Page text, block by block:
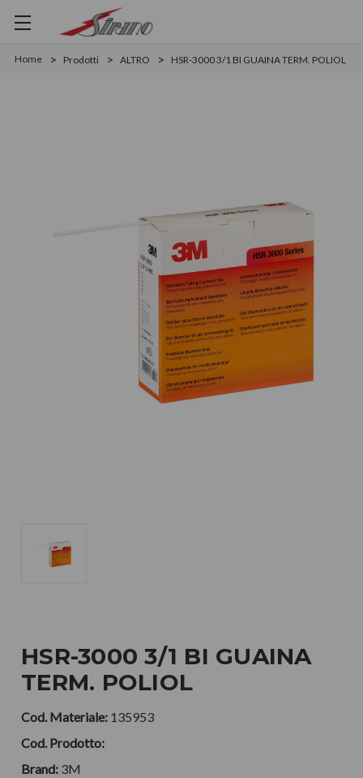
Home Prodotti ALTRO HSR-3000 3/1 BI GUAINA TERM. POLIOL
HSR-3000 3/1 BI GUAINA
TERM. POLIOL
Cod. Materiale: 135953
Cod. Prodotto:
Brand: 3M